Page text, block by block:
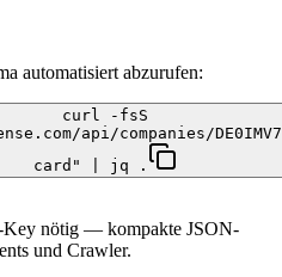
automatisiert abzurufen:
curl -fsS
api/companies/
card" | jq .
Key nötig — kompakte JSON-
und Crawler.